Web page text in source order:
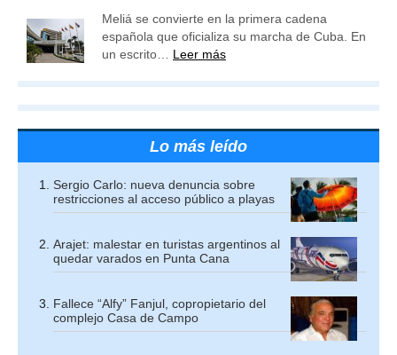
Meliá se convierte en la primera cadena
española que oficializa su marcha de Cuba. En
un escrito… Leer más
Lo más leído
Sergio Carlo: nueva denuncia sobre
restricciones al acceso público a playas
Arajet: malestar en turistas argentinos al
quedar varados en Punta Cana
Fallece “Alfy” Fanjul, copropietario del
complejo Casa de Campo